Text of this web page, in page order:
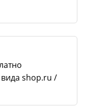
вида shop.ru /